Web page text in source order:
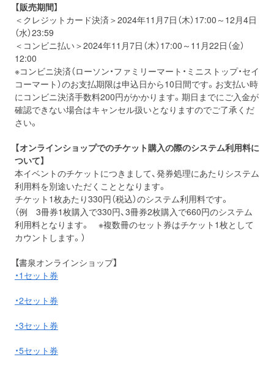
【販売期間】
＜クレジットカード決済＞2024年11月7日（木）17:00～12月4日
（水）23:59
＜コンビニ払い＞2024年11月7日（木）17:00～11月22日（金）
12:00
※コンビニ決済（ローソン・ファミリーマート・ミニストップ・セイ
コーマート）のお支払期限は申込日から10日間です。お支払い時
にコンビニ決済手数料200円がかかります。期日までにご入金が
確認できない場合はキャンセル扱いとなりますのでご了承くだ
さい。
【オンラインショップでのチケット購入の際のシステム利用料に
ついて】
本イベントのチケットにつきまして、発券処理にあたりシステム
利用料を別途いただくこととなります。
チケット1枚あたり330円（税込）のシステム利用料です。
（例 3冊券1枚購入で330円、3冊券2枚購入で660円のシステム
利用料となります。 ※複数冊のセット券はチケット1枚として
カウントします。）
【書泉オンラインショップ】
・1セット券
・2セット券
・3セット券
・5セット券